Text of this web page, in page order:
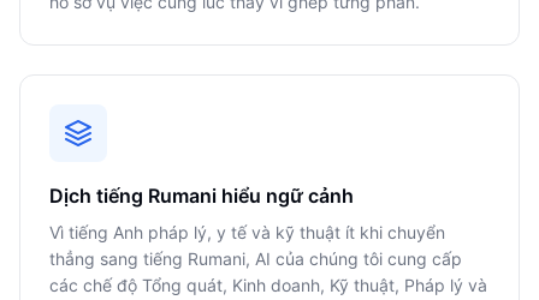
Dịch tiếng Rumani hiểu ngữ cảnh
Vì tiếng Anh pháp lý, y tế và kỹ thuật ít khi chuyển
thẳng sang tiếng Rumani, AI của chúng tôi cung cấp
các chế độ Tổng quát, Kinh doanh, Kỹ thuật, Pháp lý và